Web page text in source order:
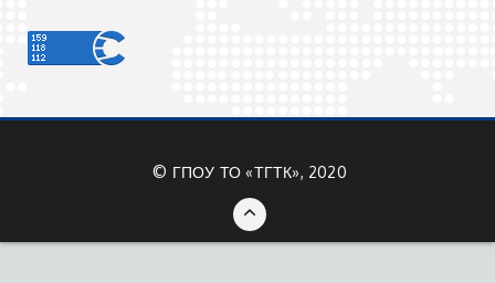
© ГПОУ ТО «ТГТК», 2020